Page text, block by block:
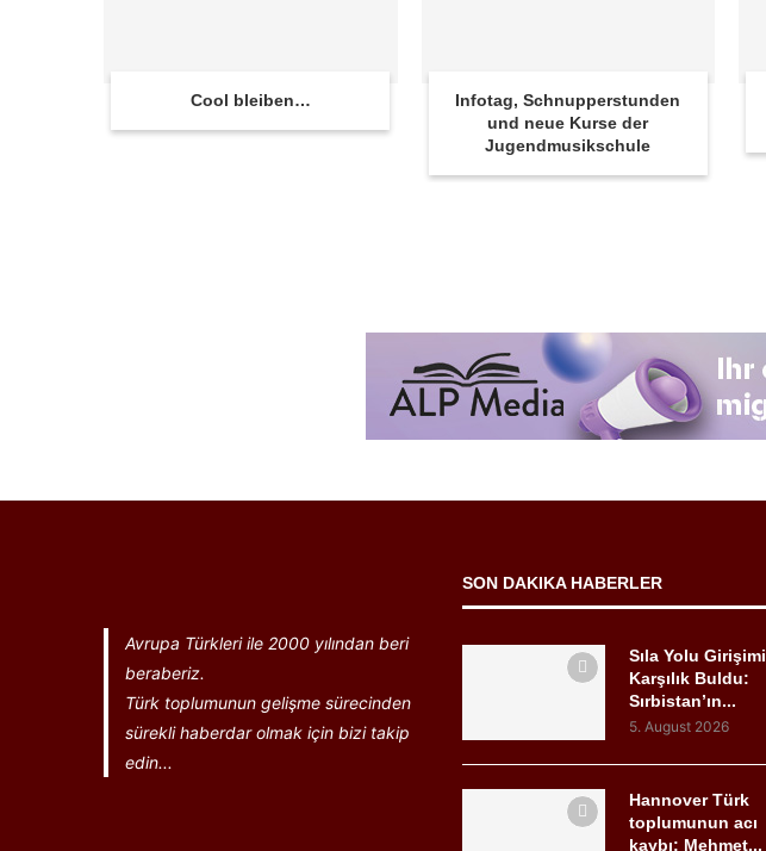
Cool bleiben…
Infotag, Schnupperstunden
und neue Kurse der
Jugendmusikschule
Avrupa Türkleri ile 2000 yılından beri
beraberiz.
Türk toplumunun gelişme sürecinden
sürekli haberdar olmak için bizi takip
edin...
SON DAKIKA HABERLER
Sıla Yolu Girişimi
Karşılık Buldu:
Sırbistan’ın...
5. August 2026
Hannover Türk
toplumunun acı
kaybı: Mehmet...